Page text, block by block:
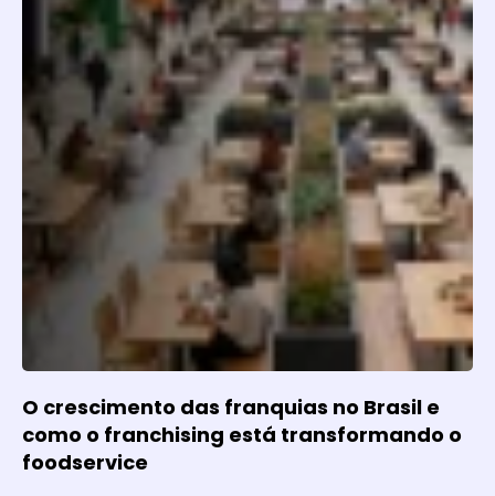
O crescimento das franquias no Brasil e
como o franchising está transformando o
foodservice